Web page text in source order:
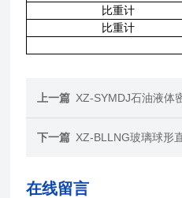
比重计
比重计
上一篇 XZ-SYMDJ石油液体
下一篇 XZ-BLLNG玻璃球形
在线留言